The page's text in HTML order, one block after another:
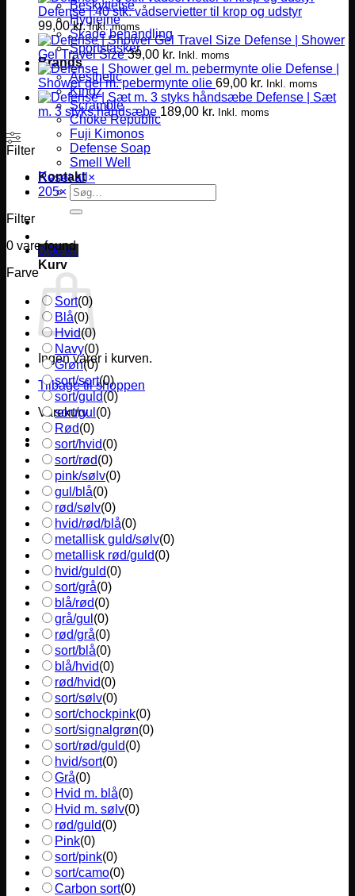
Beskyttelse
Hygiejne
Skade behandling
Sportstasker
Brands
Aesthetic
Kingz
Scramble
Choke Republic
Fuji Kimonos
Defense Soap
Smell Well
Kontakt
Søg
efter:
0,00 kr.
Kurv
Ingen varer i kurven.
Tilbage til shoppen
Varekurv
Defense | 40 stk. vådservietter til krop og udstyr
99,00kr. Inkl. moms
Defense | Shower
Gel Travel Size 39,00 kr. Inkl. moms
Defense |
Shower gel m. pebermynte olie 69,00 kr. Inkl. moms
Defense | Sæt
m. 3 styks håndsæbe 189,00 kr. Inkl. moms
Filter
Reset all ×
205×
Filter
0 vare found
Farve
Sort(0)
Blå(0)
Hvid(0)
Navy(0)
Grøn(0)
sort/sort(0)
sort/guld(0)
sort/gul (0)
Rød(0)
sort/hvid(0)
sort/rød(0)
pink/sølv(0)
gul/blå(0)
rød/sølv(0)
hvid/rød/blå(0)
metallisk guld/sølv(0)
metallisk rød/guld(0)
hvid/guld(0)
sort/grå(0)
blå/rød(0)
grå/gul (0)
rød/grå(0)
sort/blå(0)
blå/hvid(0)
rød/hvid(0)
sort/sølv(0)
sort/chockpink(0)
sort/signalgrøn(0)
sort/rød/guld(0)
hvid/sort(0)
Grå(0)
Hvid m. blå(0)
Hvid m. sølv(0)
rød/guld(0)
Pink(0)
sort/pink(0)
sort/camo(0)
Carbon sort(0)